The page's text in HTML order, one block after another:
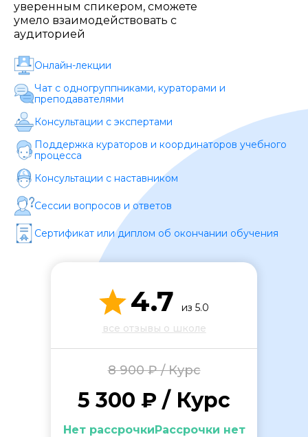
уверенным спикером, сможете
умело взаимодействовать с
аудиторией
Онлайн-лекции
Чат с одногруппниками, кураторами и
преподавателями
Консультации с экспертами
Поддержка кураторов и координаторов учебного
процесса
Консультации с наставником
Сессии вопросов и ответов
Сертификат или диплом об окончании обучения
4.7
из 5.0
все отзывы о школе
8 900 ₽ / Курс
5 300 ₽ / Курс
Нет рассрочкиРассрочки нет
Уровень организации *
ОСТАВИТЬ ОТЗЫВ